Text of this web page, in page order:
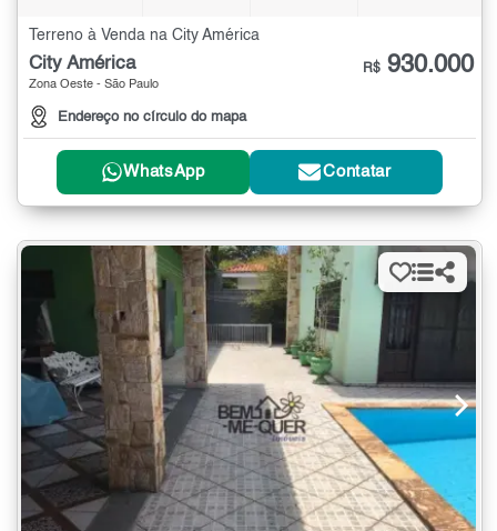
Terreno à Venda na City América
City América
Zona Oeste - São Paulo
Endereço no círculo do mapa
R$ 930.000
WhatsApp Contatar